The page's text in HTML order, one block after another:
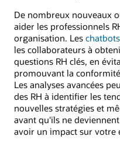
De nombreux nouveaux
aider les professionnels
organisation. Les chatbots
les collaborateurs à
questions RH clés, en
promouvant la
Les analyses avancées
des RH à identifier les
nouvelles stratégies et
avant qu'ils ne
avoir un impact sur votre